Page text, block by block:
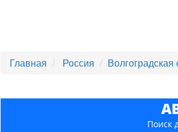
Главная Россия Волгоградская
Поиск